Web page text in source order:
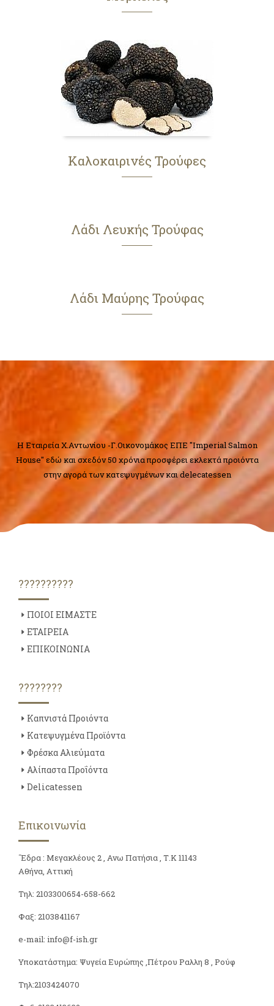
Καλοκαιρινές Τρούφες
Λάδι Λευκής Τρούφας
Λάδι Μαύρης Τρούφας
H Εταιρεία Χ.Αντωνίου -Γ.Οικονομάκος ΕΠΕ "Imperial Salmon
House" εδώ και σχεδόν 50 χρόνια προσφέρει εκλεκτά προιόντα
στην αγορά των κατεψυγμένων και delecatessen
??????????
ΠΟΙΟΙ ΕΙΜΑΣΤΕ
ΕΤΑΙΡΕΙΑ
ΕΠΙΚΟΙΝΩΝΙΑ
????????
Καπνιστά Προιόντα
Κατεψυγμένα Προϊόντα
Φρέσκα Αλιεύματα
Αλίπαστα Προΐόντα
Delicatessen
Επικοινωνία
΄Έδρα : Μεγακλέους 2 , Ανω Πατήσια , Τ.Κ 11143
Αθήνα, Αττική
Τηλ: 2103300654-658-662
Φαξ: 2103841167
e-mail: info@f-ish.gr
Υποκατάστημα: Ψυγεία Ευρώπης ,Πέτρου Ραλλη 8 , Ρούφ
Τηλ:2103424070